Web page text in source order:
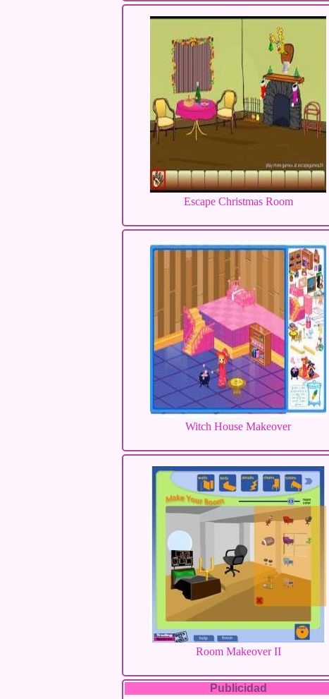
Escape Christmas Room
Witch House Makeover
Room Makeover II
Publicidad